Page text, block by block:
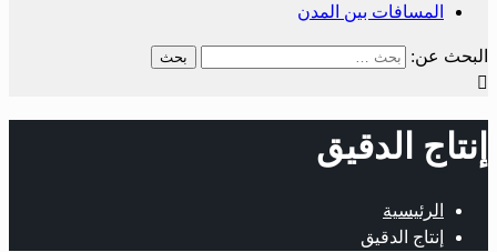
المسافات بين المدن
البحث عن:
إنتاج الدقيق
الرئيسية
إنتاج الدقيق